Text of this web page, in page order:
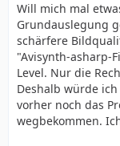
Will mich mal
Grundauslegung
schärfere
"Avisynth-asharp-
Level. Nur die
Deshalb würde
vorher noch das
wegbekommen.